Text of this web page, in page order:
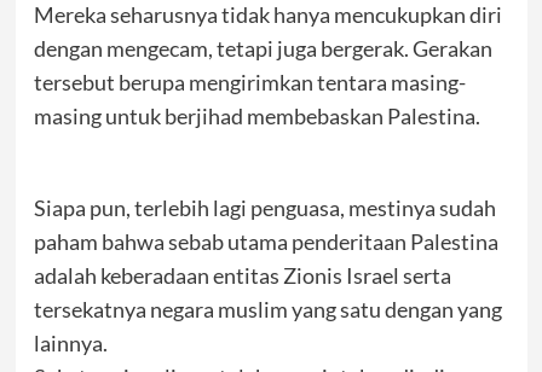
Mereka seharusnya tidak hanya mencukupkan diri
dengan mengecam, tetapi juga bergerak. Gerakan
tersebut berupa mengirimkan tentara masing-
masing untuk berjihad membebaskan Palestina.
Siapa pun, terlebih lagi penguasa, mestinya sudah
paham bahwa sebab utama penderitaan Palestina
adalah keberadaan entitas Zionis Israel serta
tersekatnya negara muslim yang satu dengan yang
lainnya.